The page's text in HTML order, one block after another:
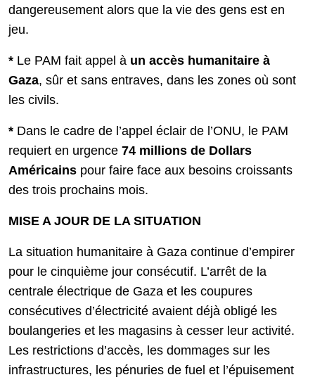
dangereusement alors que la vie des gens est en
jeu.
* Le PAM fait appel à un accès humanitaire à
Gaza, sûr et sans entraves, dans les zones où sont
les civils.
* Dans le cadre de l’appel éclair de l’ONU, le PAM
requiert en urgence 74 millions de Dollars
Américains pour faire face aux besoins croissants
des trois prochains mois.
MISE A JOUR DE LA SITUATION
La situation humanitaire à Gaza continue d’empirer
pour le cinquième jour consécutif. L’arrêt de la
centrale électrique de Gaza et les coupures
consécutives d’électricité avaient déjà obligé les
boulangeries et les magasins à cesser leur activité.
Les restrictions d’accès, les dommages sur les
infrastructures, les pénuries de fuel et l’épuisement